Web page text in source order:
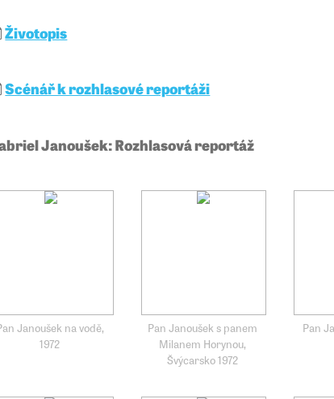
Životopis
Scénář k rozhlasové reportáži
Janoušek: Rozhlasová reportáž
Janoušek na vodě,
1972
Pan Janoušek s panem
Milanem Horynou,
Švýcarsko 1972
Pan